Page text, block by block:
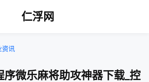
仁浮网
资讯
序微乐麻将助攻神器下载_控